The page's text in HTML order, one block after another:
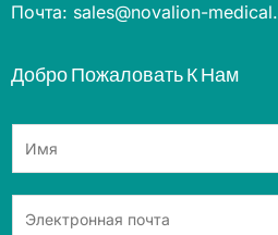
Почта: sales@novalion-
Добро Пожаловать К Нам